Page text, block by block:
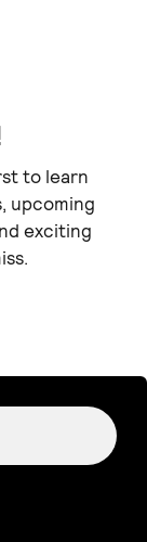
to learn
upcoming
exciting